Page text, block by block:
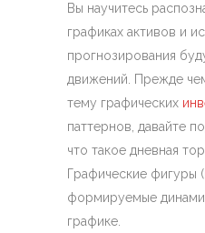
Вы научитесь
графиках активов и
прогнозирования
движений. Прежде
тему графических
паттернов, давайте
что такое дневная
Графические фигуры
формируемые
графике.